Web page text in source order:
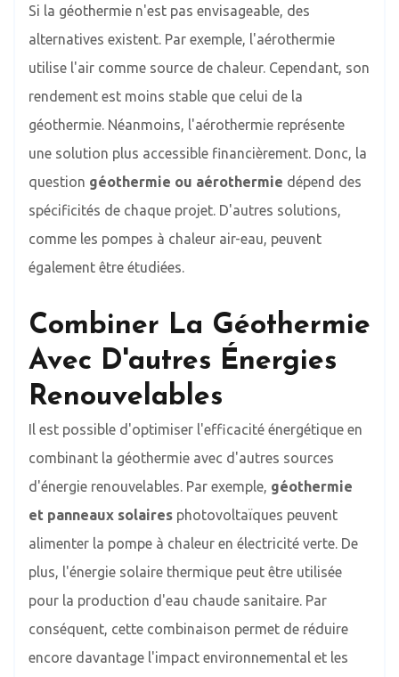
Si la géothermie n'est pas envisageable, des
alternatives existent. Par exemple, l'aérothermie
utilise l'air comme source de chaleur. Cependant, son
rendement est moins stable que celui de la
géothermie. Néanmoins, l'aérothermie représente
une solution plus accessible financièrement. Donc, la
question géothermie ou aérothermie dépend des
spécificités de chaque projet. D'autres solutions,
comme les pompes à chaleur air-eau, peuvent
également être étudiées.
Combiner La Géothermie
Avec D'autres Énergies
Renouvelables
Il est possible d'optimiser l'efficacité énergétique en
combinant la géothermie avec d'autres sources
d'énergie renouvelables. Par exemple, géothermie
et panneaux solaires photovoltaïques peuvent
alimenter la pompe à chaleur en électricité verte. De
plus, l'énergie solaire thermique peut être utilisée
pour la production d'eau chaude sanitaire. Par
conséquent, cette combinaison permet de réduire
encore davantage l'impact environnemental et les